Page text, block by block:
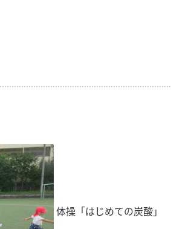
体操「はじめての炭酸」